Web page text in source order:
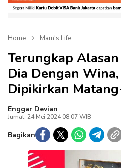
Home Mam's Life
Terungkap
Dia Dengan
Dipikirkan
Enggar Devian
Jumat, 24 Mei 2024 08:07 WIB
Bagikan